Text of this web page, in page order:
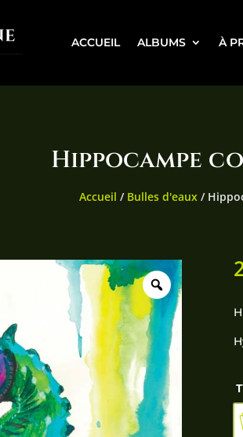
ACCUEIL ALBUMS À
Hippocampe
Accueil / Bulles d'eaux/